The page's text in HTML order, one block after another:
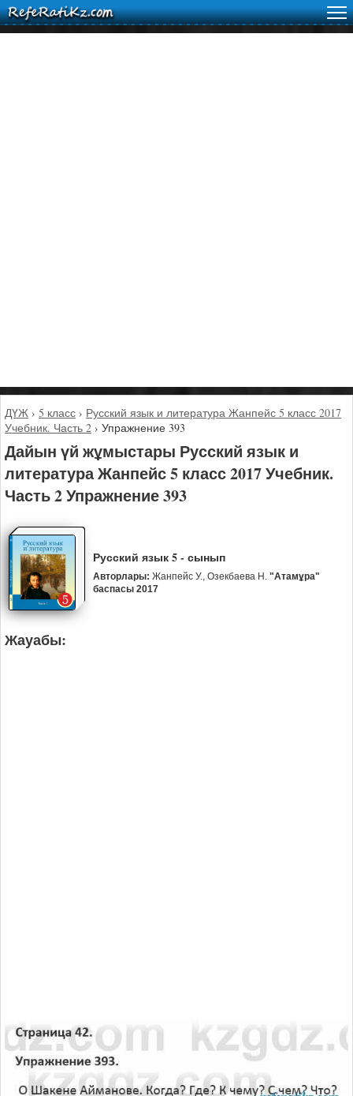
ДҮЖ › 5 класс › Русский язык и литература Жанпейс 5 класс 2017
Учебник. Часть 2 › Упражнение 393
Дайын үй жұмыстары Русский язык и
литература Жанпейс 5 класс 2017 Учебник.
Часть 2 Упражнение 393
Русский язык 5 - сынып
Авторлары: Жанпейс У., Озекбаева Н. "Атамұра"
баспасы 2017
Жауабы: